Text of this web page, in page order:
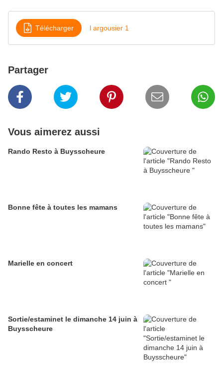
Télécharger l argousier 1
Partager
Vous aimerez aussi
Rando Resto à Buysscheure
Bonne fête à toutes les mamans
Marielle en concert
Sortie/estaminet le dimanche 14 juin à
Buysscheure